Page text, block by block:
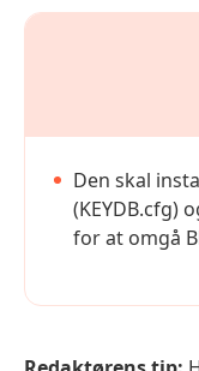
Den skal
(KEYDB.cfg)
for at omgå